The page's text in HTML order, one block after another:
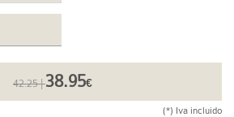
42.25 |38.95€
(*) Iva incluido